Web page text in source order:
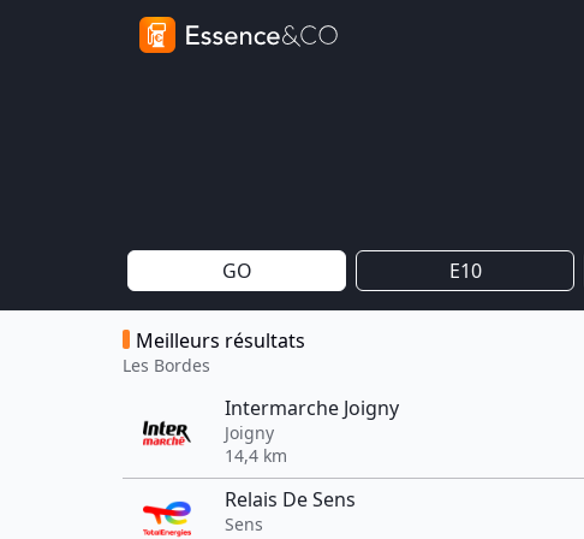
GO E10
Meilleurs résultats
Les Bordes
Intermarche Joigny
Joigny
14,4 km
Relais De Sens
Sens